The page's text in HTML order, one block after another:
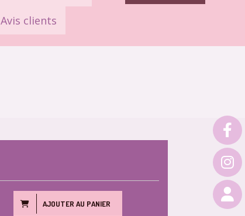
Avis clients
AJOUTER AU PANIER